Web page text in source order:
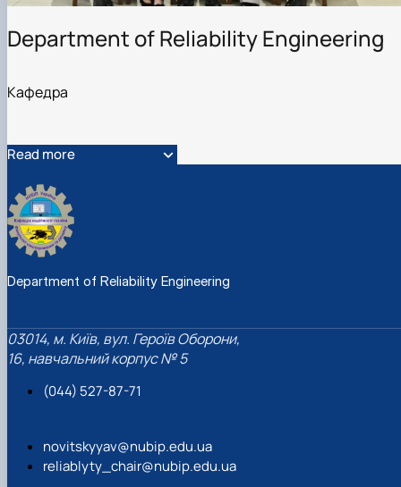
Department of Reliability Engineering
Кафедра
Read more
Department of Reliability Engineering
03014, м. Київ, вул. Героїв Оборони,
16, навчальний корпус № 5
(044) 527-87-71
novitskyyav@nubip.edu.ua
reliablyty_chair@nubip.edu.ua